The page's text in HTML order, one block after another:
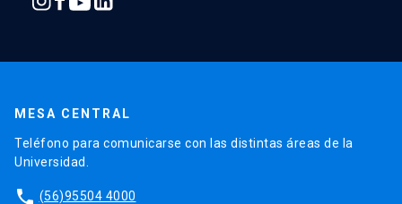
MESA CENTRAL
Teléfono para comunicarse con las distintas áreas de la
Universidad.
phone (56)95504 4000